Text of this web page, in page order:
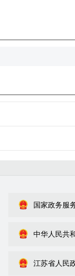
国家政务服
中华人民共
江苏省人民